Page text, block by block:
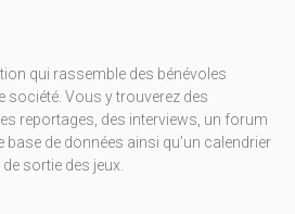
qui rassemble des bénévoles
société. Vous y trouverez des
reportages, des interviews, un forum
de données ainsi qu’un calendrier
sortie des jeux.